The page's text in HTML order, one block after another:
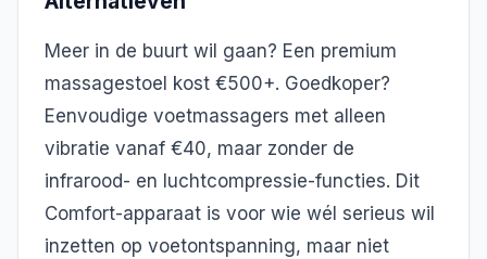
Meer in de buurt wil gaan? Een premium
massagestoel kost €500+. Goedkoper?
Eenvoudige voetmassagers met alleen
vibratie vanaf €40, maar zonder de
infrarood- en luchtcompressie-functies. Dit
Comfort-apparaat is voor wie wél serieus wil
inzetten op voetontspanning, maar niet